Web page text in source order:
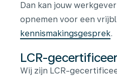
Dan kan jouw
opnemen voor een
kennismakingsgesprek.
LCR-
Wij zijn LCR-